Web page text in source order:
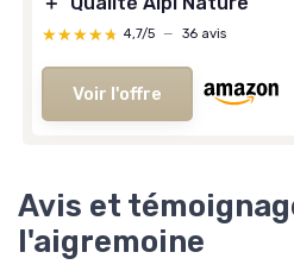
★★★★★
★★★★★ 4,7/5 — 36 avis
Voir l'offre
Avis et
l'aigremoine